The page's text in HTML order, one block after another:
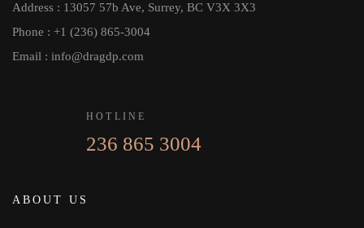
Address : 13057 57b Ave, Surrey, BC V3X 3X3
Phone : +1 (236) 865-3004
Email : info@dragdp.com
HOTLINE
236 865 3004
ABOUT US